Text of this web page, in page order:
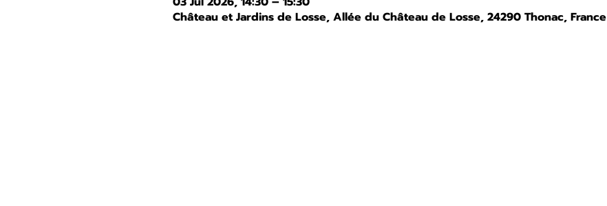
Château et Jardins de Losse, Allée du Château de Losse, 24290 Thonac, France